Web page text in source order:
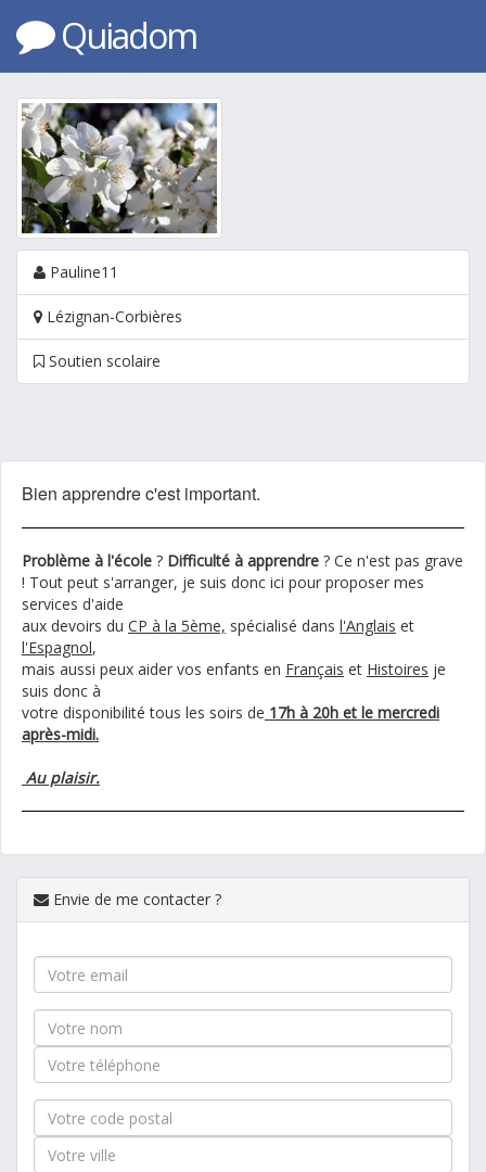
Quiadom
Pauline11
Lézignan-Corbières
Soutien scolaire
Bien apprendre c'est important.
Problème à l'école ? Difficulté à apprendre ? Ce n'est pas grave
! Tout peut s'arranger, je suis donc ici pour proposer mes
services d'aide
aux devoirs du CP à la 5ème, spécialisé dans l'Anglais et
l'Espagnol,
mais aussi peux aider vos enfants en Français et Histoires je
suis donc à
votre disponibilité tous les soirs de 17h à 20h et le mercredi
après-midi.
Au plaisir.
Envie de me contacter ?